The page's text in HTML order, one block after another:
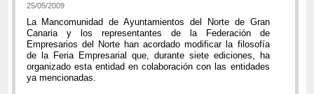
25/05/2009
La Mancomunidad de Ayuntamientos del Norte de Gran
Canaria y los representantes de la Federación de
Empresarios del Norte han acordado modificar la filosofía
de la Feria Empresarial que, durante siete ediciones, ha
organizado esta entidad en colaboración con las entidades
ya mencionadas.